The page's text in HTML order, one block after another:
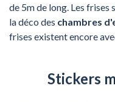
de 5m de long. Les
la déco des chambres
frises existent encore
Stickers